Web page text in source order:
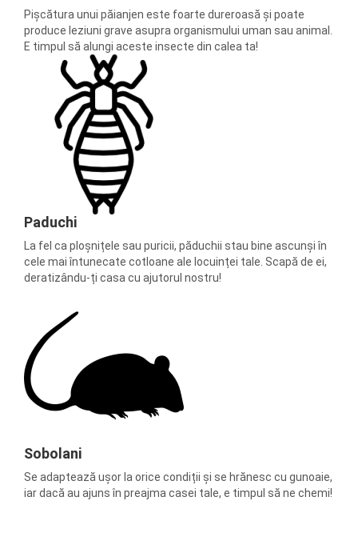
Pișcătura unui păianjen este foarte dureroasă și poate
produce leziuni grave asupra organismului uman sau animal.
E timpul să alungi aceste insecte din calea ta!
Paduchi
La fel ca ploșnițele sau puricii, păduchii stau bine ascunși în
cele mai întunecate cotloane ale locuinței tale. Scapă de ei,
deratizându-ți casa cu ajutorul nostru!
Sobolani
Se adaptează ușor la orice condiții și se hrănesc cu gunoaie,
iar dacă au ajuns în preajma casei tale, e timpul să ne chemi!